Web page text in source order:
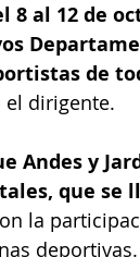
8 al 12 de
de
dirigente.
Andes y
que se
la
deportivas.